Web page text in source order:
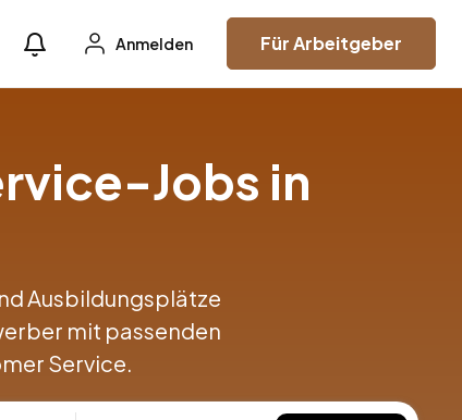
Anmelden Für Arbeitgeber
Jobs in
Ausbildungsplätze
mit passenden
Service.